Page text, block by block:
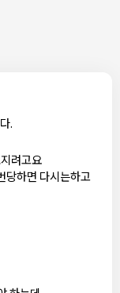
.
요?
려고요
당하면 다시는하고